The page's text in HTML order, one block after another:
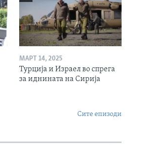
МАРТ 14, 2025
Турција и Израел во спрега
за иднината на Сирија
Сите епизоди